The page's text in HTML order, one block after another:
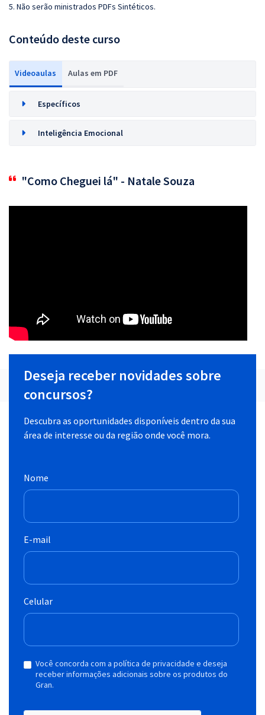
5. Não serão ministrados PDFs Sintéticos.
Conteúdo deste curso
Videoaulas Aulas em PDF
Específicos
Inteligência Emocional
"Como Cheguei lá" - Natale Souza
Deseja receber novidades sobre
concursos?
Descubra as oportunidades disponíveis dentro da sua
área de interesse ou da região onde você mora.
Nome
E-mail
Celular
Você concorda com a política de privacidade e deseja
receber informações adicionais sobre os produtos do
Gran.